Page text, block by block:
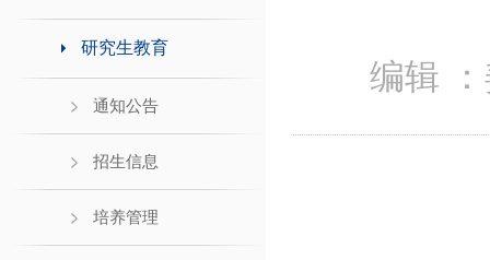
研究生教育
通知公告
招生信息
培养管理
编辑 ：